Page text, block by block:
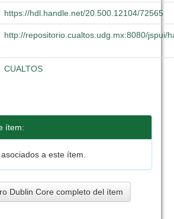
https://hdl.handle.net/20.500.12104/72565
http://repositorio.cualtos.udg.mx:8080/jspui/
CUALTOS
ítem:
a este ítem.
Dublin Core completo del ítem